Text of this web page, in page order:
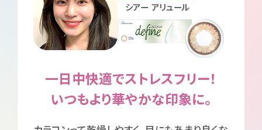
シアー アリュール
一日中快適でストレスフリー！
いつもより華やかな印象に。